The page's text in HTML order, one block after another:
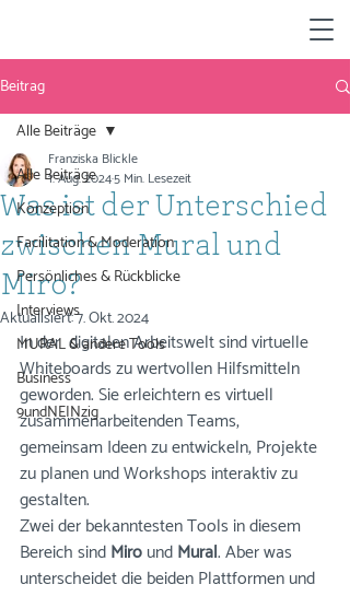
Beitrag
Alle Beiträge
Konzeption
Facilitation & Moderation
Persönliches & Rückblicke
Interviews
MURAL & andere Tools
Business
9undNEINzig
Alle Beiträge
Was ist der Unterschied
zwischen Mural und
Miro?
Franziska Blickle
1. Aug. 20245 Min. Lesezeit
Aktualisiert:7. Okt. 2024
In der  digitalen Arbeitswelt sind virtuelle
Whiteboards zu wertvollen Hilfsmitteln
geworden. Sie erleichtern es virtuell
zusammenarbeitenden Teams,
gemeinsam Ideen zu entwickeln, Projekte
zu planen und Workshops interaktiv zu
gestalten.
Zwei der bekanntesten Tools in diesem
Bereich sind Miro und Mural. Aber was
unterscheidet die beiden Plattformen und